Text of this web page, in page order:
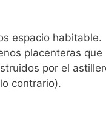
espacio habitable.
placenteras que
por el
contrario).